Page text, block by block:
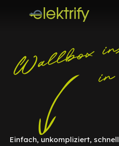
Einfach, unkompliziert, schnell